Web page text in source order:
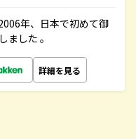
年、日本で初めて御
した 。
詳細を見る